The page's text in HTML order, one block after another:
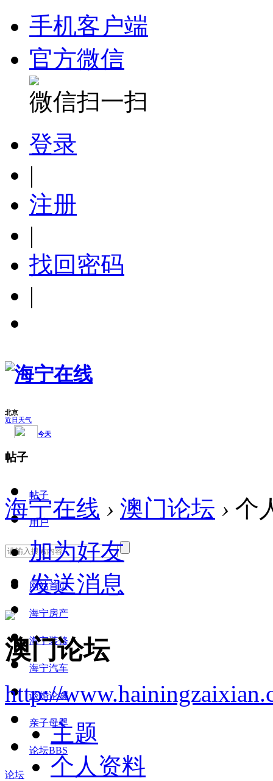
手机客户端
官方微信
微信扫一扫
登录
|
注册
|
找回密码
|
帖子
帖子
用户
网站首页
海宁房产
海宁装修
海宁汽车
谈婚论嫁
亲子母婴
论坛BBS
论坛
海宁在线 › 澳门论坛 › 个
加为好友
发送消息
澳门论坛
http://
主题
个人资料